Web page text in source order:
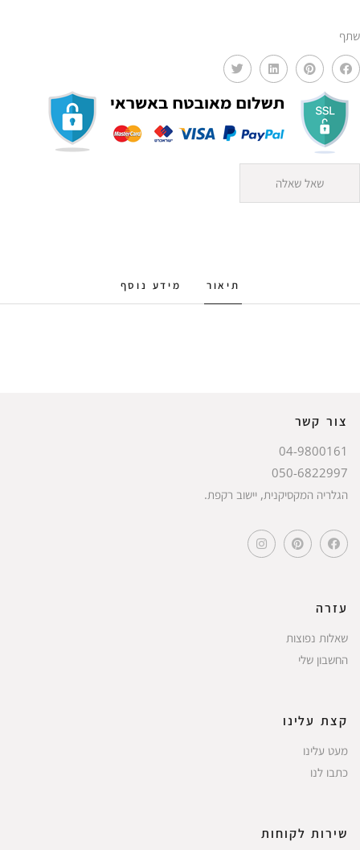
שתף
שאל שאלה
תיאור מידע נוסף
צור קשר
04-9800161
050-6822997
הגלריה המקסיקנית, יישוב רקפת.
עזרה
שאלות נפוצות
החשבון שלי
קצת עלינו
מעט עלינו
כתבו לנו
שירות לקוחות